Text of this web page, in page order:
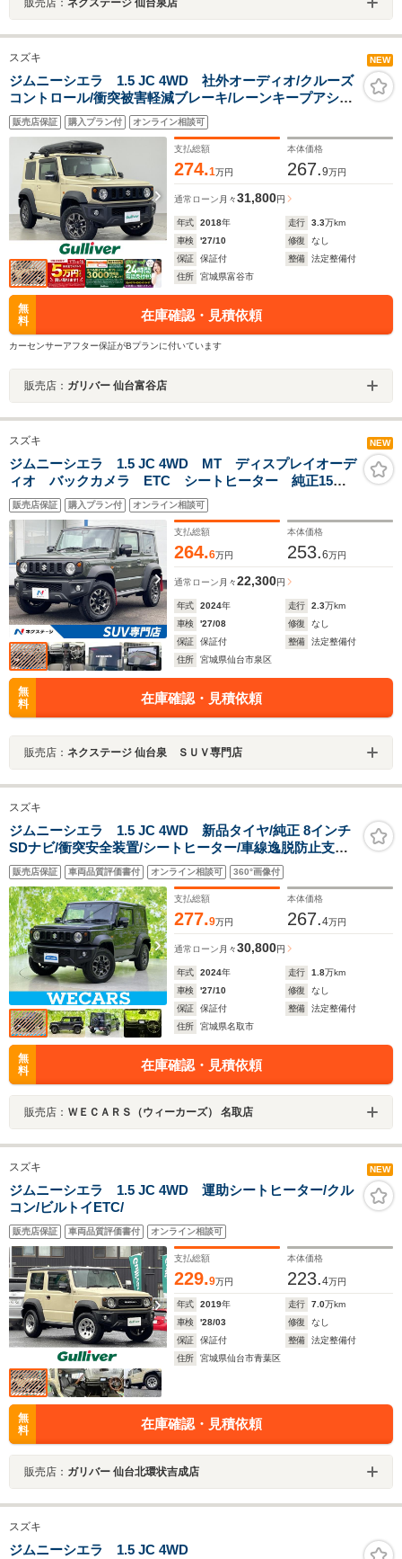
販売店： ネクステージ 仙台泉店
スズキ NEW
ジムニーシエラ 1.5 JC 4WD 社外オーディオ/クルーズ
コントロール/衝突被害軽減ブレーキ/レーンキープアシス
ト/シートヒーター/ETC/ヒルディングアシストコントロー
ル/LEDヘッドライト
販売店保証 購入プラン付 オンライン相談可
支払総額
274.1万円
本体価格
267.9万円
通常ローン 月々31,800円
年式 2018年 走行 3.3万km
車検
'27/10 修復
なし
保証
保証付 整備
法定整備付
住所
宮城県富谷市
無
料
在庫確認・見積依頼
カーセンサーアフター保証がBプランに付いています
販売店： ガリバー 仙台富谷店
スズキ NEW
ジムニーシエラ 1.5 JC 4WD MT ディスプレイオーデ
ィオ バックカメラ ETC シートヒーター 純正15イ
ンチアルミ 衝突軽減装置 LEDヘッド クルーズコン
トロール 革巻きステアリング Bluetooth オートエア
コン 禁煙
販売店保証 購入プラン付 オンライン相談可
支払総額
264.6万円
本体価格
253.6万円
通常ローン 月々22,300円
年式 2024年 走行 2.3万km
車検
'27/08 修復
なし
保証
保証付 整備
法定整備付
住所
宮城県仙台市泉区
無
料
在庫確認・見積依頼
販売店： ネクステージ 仙台泉 ＳＵＶ専門店
スズキ
ジムニーシエラ 1.5 JC 4WD 新品タイヤ/純正 8インチ
SDナビ/衝突安全装置/シートヒーター/車線逸脱防止支援
システム/ヘッドランプ LED/ETC/EBD付ABS/横滑り防止
装置/バックモニター/フルセグTV
販売店保証 車両品質評価書付 オンライン相談可 360°画像付
支払総額
277.9万円
本体価格
267.4万円
通常ローン 月々30,800円
年式 2024年 走行 1.8万km
車検
'27/10 修復
なし
保証
保証付 整備
法定整備付
住所
宮城県名取市
無
料
在庫確認・見積依頼
販売店： ＷＥＣＡＲＳ（ウィーカーズ） 名取店
スズキ NEW
ジムニーシエラ 1.5 JC 4WD 運助シートヒーター/クル
コン/ビルトイETC/
販売店保証 車両品質評価書付 オンライン相談可
支払総額
229.9万円
本体価格
223.4万円
年式 2019年 走行 7.0万km
車検
'28/03 修復
なし
保証
保証付 整備
法定整備付
住所
宮城県仙台市青葉区
無
料
在庫確認・見積依頼
販売店： ガリバー 仙台北環状吉成店
スズキ
ジムニーシエラ 1.5 JC 4WD